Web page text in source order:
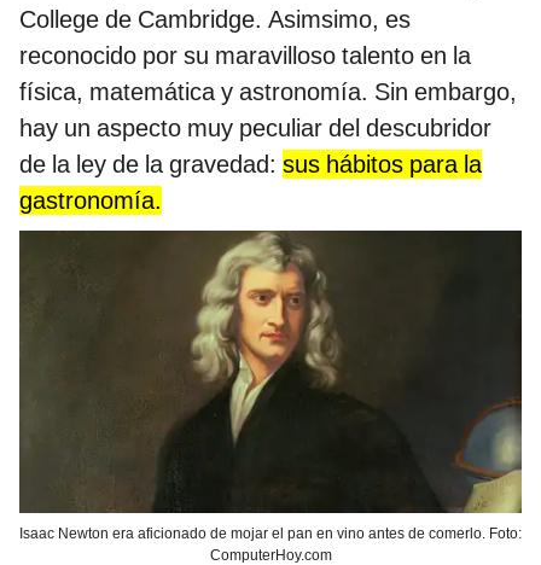
College de Cambridge. Asimsimo, es
reconocido por su maravilloso talento en la
física, matemática y astronomía. Sin embargo,
hay un aspecto muy peculiar del descubridor
de la ley de la gravedad: sus hábitos para la
gastronomía.
Isaac Newton era aficionado de mojar el pan en vino antes de comerlo. Foto:
ComputerHoy.com